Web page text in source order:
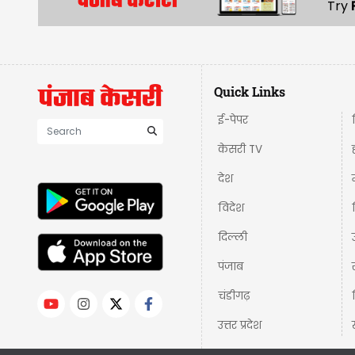
Try
Quick Links
ई-पेपर
केसरी TV
देश
विदेश
दिल्ली
पंजाब
चंडीगढ़
उत्तर प्रदेश